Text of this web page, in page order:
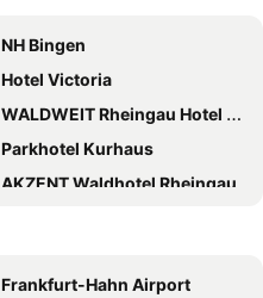
NH Bingen
Hotel Victoria
WALDWEIT Rheingau Hotel und Retreat
Parkhotel Kurhaus
AKZENT Waldhotel Rheingau
Berg´s Backpacker
Frankfurt-Hahn Airport